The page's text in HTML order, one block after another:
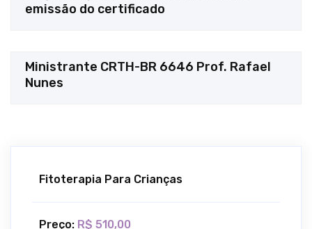
emissão do certificado
Ministrante CRTH-BR 6646 Prof. Rafael
Nunes
Fitoterapia Para Crianças
Preço: R$ 510,00